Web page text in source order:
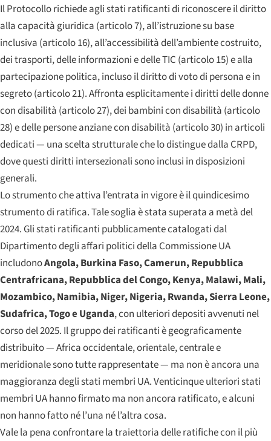
Il Protocollo richiede agli stati ratificanti di riconoscere il diritto
alla capacità giuridica (articolo 7), all’istruzione su base
inclusiva (articolo 16), all’accessibilità dell’ambiente costruito,
dei trasporti, delle informazioni e delle TIC (articolo 15) e alla
partecipazione politica, incluso il diritto di voto di persona e in
segreto (articolo 21). Affronta esplicitamente i diritti delle donne
con disabilità (articolo 27), dei bambini con disabilità (articolo
28) e delle persone anziane con disabilità (articolo 30) in articoli
dedicati — una scelta strutturale che lo distingue dalla CRPD,
dove questi diritti intersezionali sono inclusi in disposizioni
generali.
Lo strumento che attiva l’entrata in vigore è il quindicesimo
strumento di ratifica. Tale soglia è stata superata a metà del
2024. Gli stati ratificanti pubblicamente catalogati dal
Dipartimento degli affari politici della Commissione UA
includonoAngola, Burkina Faso, Camerun, Repubblica
Centrafricana, Repubblica del Congo, Kenya, Malawi, Mali,
Mozambico, Namibia, Niger, Nigeria, Rwanda, Sierra Leone,
Sudafrica, Togo e Uganda, con ulteriori depositi avvenuti nel
corso del 2025. Il gruppo dei ratificanti è geograficamente
distribuito — Africa occidentale, orientale, centrale e
meridionale sono tutte rappresentate — ma non è ancora una
maggioranza degli stati membri UA. Venticinque ulteriori stati
membri UA hanno firmato ma non ancora ratificato, e alcuni
non hanno fatto né l’una né l’altra cosa.
Vale la pena confrontare la traiettoria delle ratifiche con il più